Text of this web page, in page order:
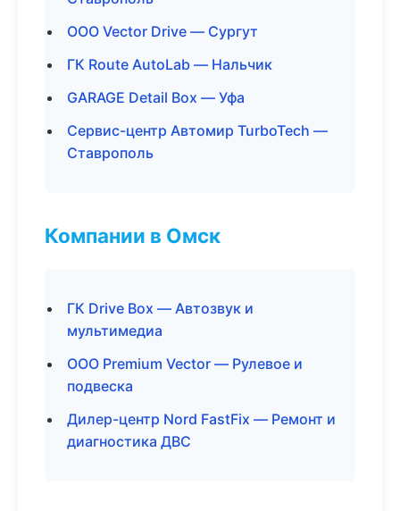
ООО Vector Drive — Сургут
ГК Route AutoLab — Нальчик
GARAGE Detail Box — Уфа
Сервис-центр Автомир TurboTech —
Ставрополь
Компании в Омск
ГК Drive Box — Автозвук и
мультимедиа
ООО Premium Vector — Рулевое и
подвеска
Дилер-центр Nord FastFix — Ремонт и
диагностика ДВС